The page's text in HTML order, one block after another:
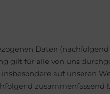
Daten (nachfolgend
gilt für alle von uns
auf unseren
zusammenfassend